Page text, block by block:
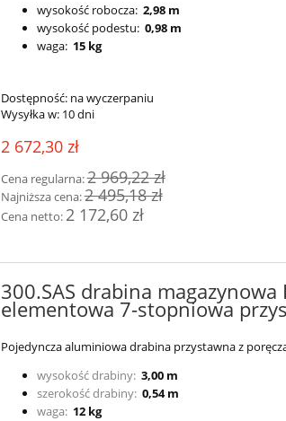
wysokość robocza: 2,98 m
wysokość podestu: 0,98 m
waga: 15 kg
Dostępność: na wyczerpaniu
Wysyłka w: 10 dni
2 672,30 zł
Cena regularna:2 969,22 zł
Najniższa cena:2 495,18 zł
Cena netto: 2 172,60 zł
300.SAS drabina magazynowa
elementowa 7-stopniowa
Pojedyncza aluminiowa drabina przystawna z
wysokość drabiny: 3,00 m
szerokość drabiny: 0,54 m
waga: 12 kg